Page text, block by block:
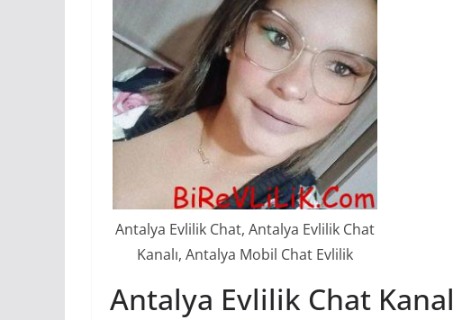
Antalya Evlilik Chat, Antalya Evlilik Chat
Kanalı, Antalya Mobil Chat Evlilik
Antalya Evlilik Chat